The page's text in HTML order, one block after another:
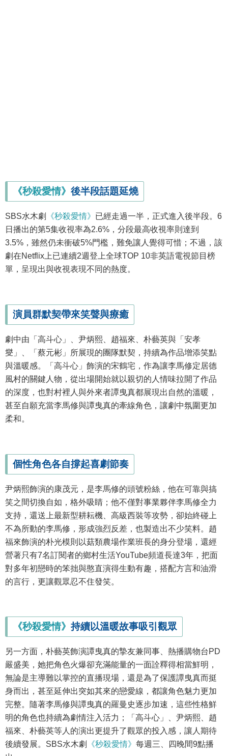
《秒殺愛情》 後半段話題延燒
SBS水木劇 《秒殺愛情》 已經走過一半，正式進入後半段。6
日播出的第5集收視率為2.6%，分段最高收視率則達到
3.5%，雖然仍未衝破5%門檻，難免讓人覺得可惜；不過，該
劇在Netflix上已連續2週登上全球TOP 10非英語電視節目榜
單，呈現出與收視表現不同的熱度。
演員群默契帶來笑聲與療癒
劇中由「高斗心」、尹炳熙、趙福來、朴藝英與「安孝
燮」、「蔡元彬」所展現的團隊默契，持續為作品增添笑點
與溫暖感。「高斗心」飾演的宋鶴宅，作為讓李馬修定居德
風村的關鍵人物，從出場開始就以親切的人情味拉開了作品
的深度，也對村裡人與外來者譚曳真都展現出自然的溫暖，
甚至自願充當李馬修與譚曳真的牽線角色，讓劇中氛圍更加
柔和。
個性角色各自撐起喜劇節奏
尹炳熙飾演的康茂元，是李馬修的頭號粉絲，他在可靠與搞
笑之間切換自如，格外吸睛；他不僅對事業夥伴李馬修全力
支持，還送上最新型耕耘機、高級西裝等攻勢，卻始終碰上
不為所動的李馬修，形成強烈反差，也製造出不少笑料。趙
福來飾演的朴光模則以菇類農場作業班長的身分登場，還經
營著只有7名訂閱者的鄉村生活YouTube頻道長達3年，把面
對多年初戀時的笨拙與憨直演得生動有趣，搭配方言和油滑
的言行，更讓觀眾忍不住發笑。
《秒殺愛情》 持續以溫暖故事吸引觀眾
另一方面，朴藝英飾演譚曳真的摯友兼同事、熱播購物台PD
嚴盛美，她把角色火爆卻充滿能量的一面詮釋得相當鮮明，
無論是主導難以掌控的直播現場，還是為了保護譚曳真而挺
身而出，甚至延伸出突如其來的戀愛線，都讓角色魅力更加
完整。隨著李馬修與譚曳真的羅曼史逐步加速，這些性格鮮
明的角色也持續為劇情注入活力；「高斗心」、尹炳熙、趙
福來、朴藝英等人的演出更提升了觀眾的投入感，讓人期待
後續發展。SBS水木劇
《秒殺愛情》 每週三、四晚間9點播